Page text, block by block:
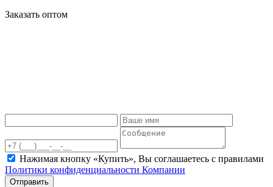
Заказать оптом
Нажимая кнопку «Купить», Вы соглашаетесь c правилами
Политики конфиденциальности Компании
Отправить